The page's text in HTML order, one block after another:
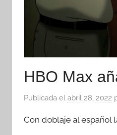
HBO Max
Publicada el abril 28, 2022
Con doblaje al español